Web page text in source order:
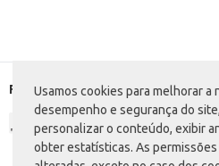
Usamos cookies para melhorar a
desempenho e segurança do site,
personalizar o conteúdo, exibir
obter estatísticas. As
Formas de pagamento